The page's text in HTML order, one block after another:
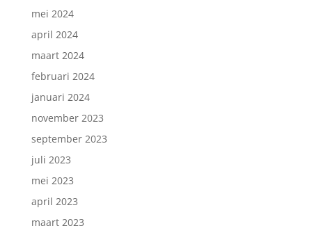
mei 2024
april 2024
maart 2024
februari 2024
januari 2024
november 2023
september 2023
juli 2023
mei 2023
april 2023
maart 2023